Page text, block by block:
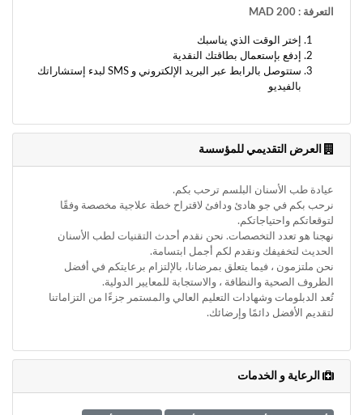
التعرفة : 200 MAD
إختر الوقت الذي يناسبك
إدفع بإستعمال بطاقتك النقدية
ستتوصل بالرابط عبر البريد الإلكتروني و SMS لبدء إستشاراتك
بالفيديو
العرض التقديمي للمؤسسة
عيادة طب الأسنان البلسم ترحب بكم.
نرحب بكم في جو هادئ ودافئ لاقتراح خطة علاجية مخصصة وفقًا
لتوقعاتكم واحتياجاتكم.
نهجنا هو تعدد التخصصات. نحن نقدم أحدث التقنيات لطب الأسنان
الحديث لتخفيفك ونقدم لكم أجمل ابتسامة.
نحن ملتزمون ، فيما يتعلق بمرضانا، بالإلتزام برعايتكم في أفضل
الظروف الصحية والنظافة ، والاستجابة للمعايير الدولية.
تُعد الدبلومات وشهادات التعليم العالي والمستمر جزءًا من التزاماتنا
لتقديم الأفضل دائمًا وإرضائك.
الرعاية و الخدمات
ذلك
الخاصة
بحماية
المعلومات
الشخصية.